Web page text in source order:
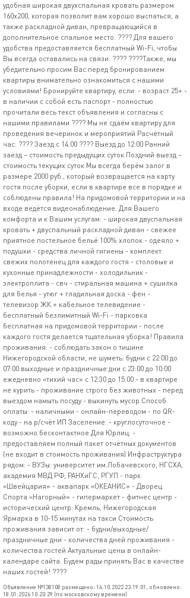
удобная широкая двухспальная кровать размером
160х200, которая позволит вам хорошо выспаться, а
также раскладной диван, превращающийся в
дополнительное спальное место. ????️ Для вашего
удобства предоставляется бесплатный Wi-Fi, чтобы
Вы всегда оставались на связи. ???? ????Также, мы
убедительно просим Вас перед бронированием
квартиры внимательно ознакомиться с нашими
условиями! Бронируйте квартиру, если: - возраст 25+ -
в наличии с собой есть паспорт - полностью
прочитали весь текст объявления и согласны с
нашими правилами ???? Мы не сдаём квартиру для
проведения вечеринок и мероприятий Расчётный
час: ???? Заезд с 14:00 ???? Выезд до 12:00 Ранний
заезд – стоимость предыдущих суток Поздний выезд –
стоимость текущих суток Мы всегда берём залог в
размере 2000 руб., который возвращается на карту
гостя после уборки, если в квартире все в порядке и
соблюдены правила! На придомовой территории и на
входе ведётся видеонаблюдение. Для Вашего
комфорта и к Вашим услугам: - широкая двуспальная
кровать + двуспальный раскладной диван - свежее
приятное постельное бельё 100% хлопок - одеяло +
подушки - средства личной гигиены - комплект
свежих полотенец для каждого гостя - столовые и
кухонные принадлежности - холодильник -
электроплита - свч - стиральная машина + сушилка
для белья - утюг + гладильная доска - фен -
телевизор ЖК + кабельное телевидение -
бесплатный безлимитный Wi-Fi - парковка
бесплатная на придомовой территории - после
каждого гостя делается тщательная уборка! Правила
проживания: - соблюдать закон о тишине
Нижегородской области, не шуметь: будни с 22:00 до
07:00 выходные и праздничные дни с 23:00 до 10:00
ежедневно «тихий час» с 12:30 до 15:00 - в квартире
не курить - проживание строго без животных - перед
выездом намыть посуду - выкинуть мусор Способ
оплаты: - наличными - онлайн-переводом - по QR-
коду - на р/счёт ИП Заселение: - круглосуточное -
возможно бесконтактное Для Юрлиц: -
предоставляем полный пакет отчётных документов
(не входит в стоимость проживания) Инфраструктура
рядом: - ВУЗы: университет им.Лобачевского, НГСХА,
академия МВД РФ, РАНХиГС, РГУП - парк
«Швейцария» - аквапарк «ОКЕАНИС» - Дворец
Спорта «Нагорный» - гипермаркет - фитнес центр -
исторический центр: Кремль, Нижегородская
Ярмарка в 10-15 минутах на такси Стоимость
проживания зависит от: - будни/выходные/
праздничные дни - количества дней проживания -
количества гостей Актуальные цены в онлайн-
календаре сайта. Будем рады принять Вас в качестве
наших гостей! ????
Объявление №138108 размещено: 14.10.2022 23:19:01, обновлено:
18.01.2026 10:20:29 (по московскому времени)